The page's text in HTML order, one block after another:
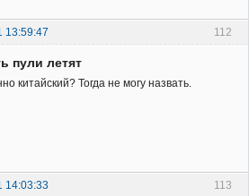
112
13:59:47
пули летят
китайский? Тогда не могу назвать.
113
14:03:33